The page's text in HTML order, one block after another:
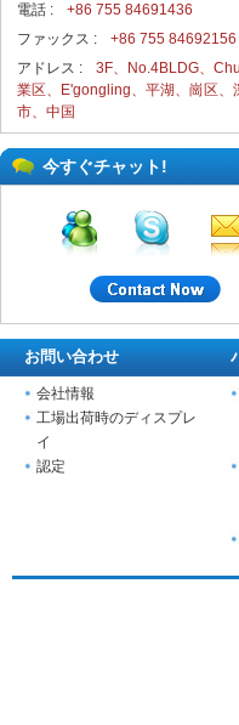
電話 :
+86 755 84691436
ファックス :
+86 755 84692156
アドレス :
3F、No.4BLDG、
業区、E'gongling、平湖、崗区、
市、中国
今すぐチャット!
お問い合わせ
会社情報
工場出荷時のディスプレ
イ
認定